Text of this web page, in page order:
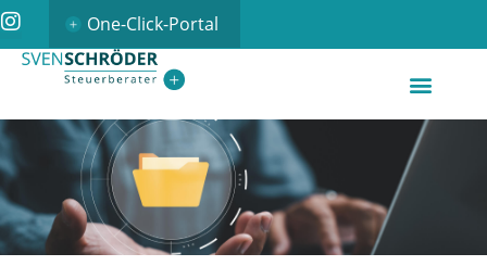
One-Click-Portal